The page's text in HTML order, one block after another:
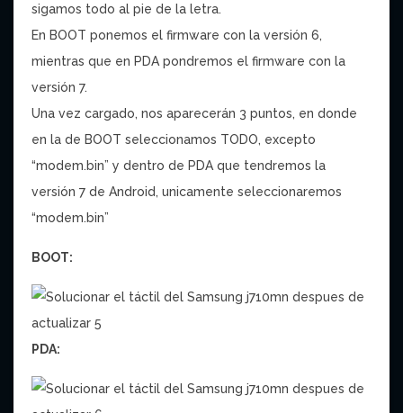
sigamos todo al pie de la letra.
En BOOT ponemos el firmware con la versión 6,
mientras que en PDA pondremos el firmware con la
versión 7.
Una vez cargado, nos aparecerán 3 puntos, en donde
en la de BOOT seleccionamos TODO, excepto
“modem.bin” y dentro de PDA que tendremos la
versión 7 de Android, unicamente seleccionaremos
“modem.bin”
BOOT:
PDA: